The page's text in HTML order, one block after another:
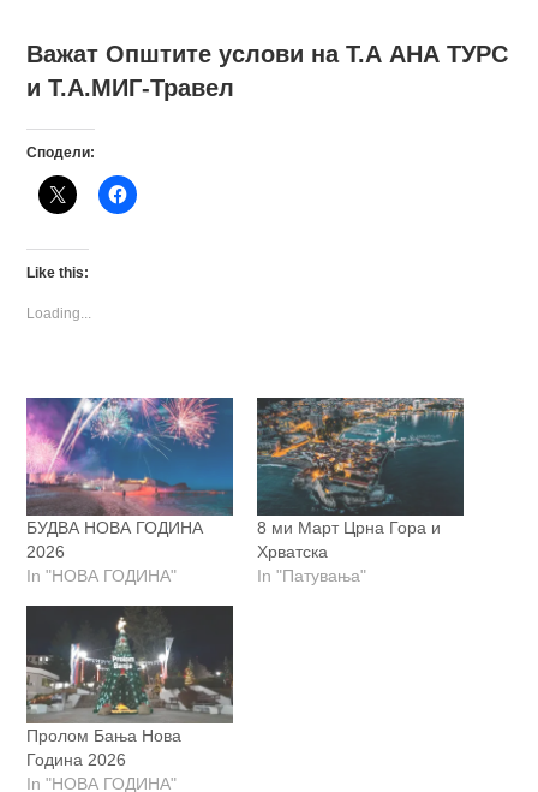
Важат Општите услови на Т.А АНА ТУРС
и Т.А.МИГ-Травел
Сподели:
Like this:
Loading...
БУДВА НОВА ГОДИНА
2026
In "НОВА ГОДИНА"
8 ми Март Црна Гора и
Хрватска
In "Патувања"
Пролом Бања Нова
Година 2026
In "НОВА ГОДИНА"